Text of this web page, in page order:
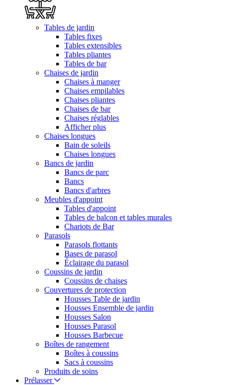
Tables de jardin
Tables fixes
Tables extensibles
Tables pliantes
Tables de bar
Chaises de jardin
Chaises à manger
Chaises empilables
Chaises pliantes
Chaises de bar
Chaises réglables
Afficher plus
Chaises longues
Bain de soleils
Chaises longues
Bancs de jardin
Bancs de parc
Bancs
Bancs d'arbres
Meubles d'appoint
Tables d'appoint
Tables de balcon et tables murales
Chariots de Bar
Parasols
Parasols flottants
Bases de parasol
Éclairage du parasol
Coussins de jardin
Coussins de chaises
Couvertures de protection
Housses Table de jardin
Housses Ensemble de jardin
Housses Salon
Housses Parasol
Housses Barbecue
Boîtes de rangement
Boîtes à coussins
Sacs à coussins
Produits de soins
Prélasser